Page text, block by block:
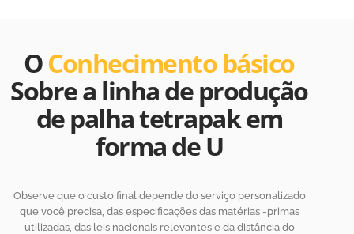
OConhecimento básico
Sobre a linha de produção
de palha tetrapak em
forma de U
Observe que o custo final depende do serviço personalizado
que você precisa, das especificações das matérias -primas
utilizadas, das leis nacionais relevantes e da distância do